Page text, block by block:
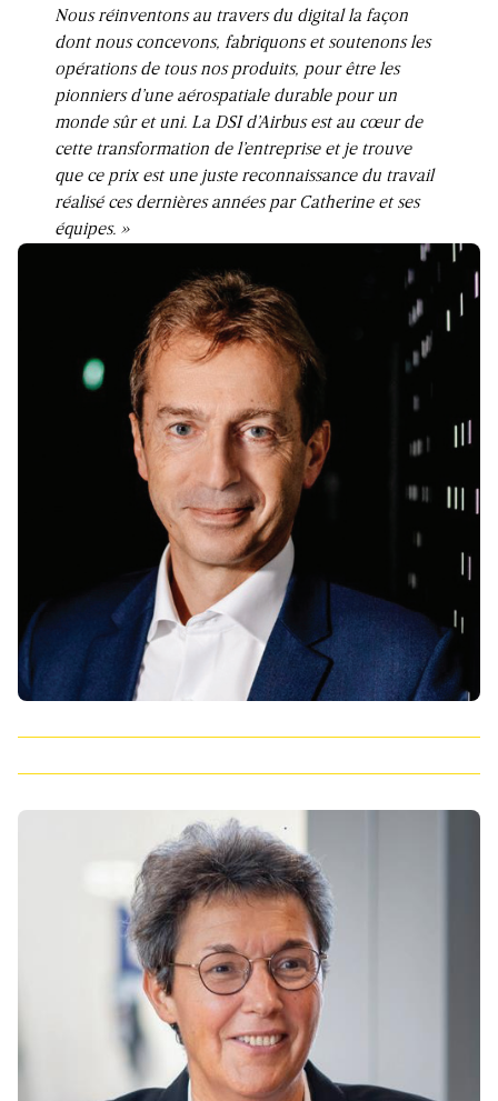
Nous réinventons au travers du digital la façon
dont nous concevons, fabriquons et soutenons les
opérations de tous nos produits, pour être les
pionniers d’une aérospatiale durable pour un
monde sûr et uni. La DSI d’Airbus est au cœur de
cette transformation de l’entreprise et je trouve
que ce prix est une juste reconnaissance du travail
réalisé ces dernières années par Catherine et ses
équipes. »